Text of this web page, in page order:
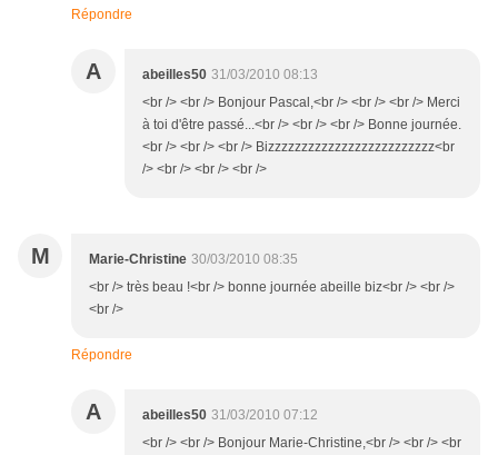
Répondre
A abeilles50 31/03/2010 08:13
<br /> <br /> Bonjour Pascal,<br /> <br /> <br /> Merci
à toi d'être passé...<br /> <br /> <br /> Bonne journée.
<br /> <br /> <br /> Bizzzzzzzzzzzzzzzzzzzzzzzzz<br
/> <br /> <br /> <br />
M Marie-Christine 30/03/2010 08:35
<br /> très beau !<br /> bonne journée abeille biz<br /> <br />
<br />
Répondre
A abeilles50 31/03/2010 07:12
<br /> <br /> Bonjour Marie-Christine,<br /> <br /> <br